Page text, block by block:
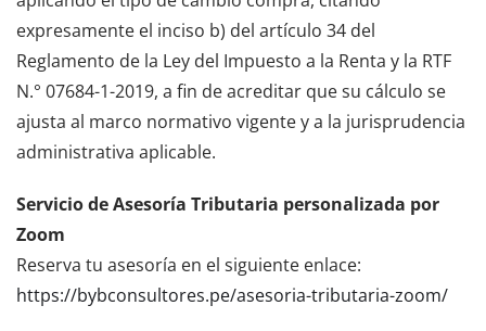
expresamente el inciso b) del artículo 34 del
Reglamento de la Ley del Impuesto a la Renta y la RTF
N.° 07684-1-2019, a fin de acreditar que su cálculo se
ajusta al marco normativo vigente y a la jurisprudencia
administrativa aplicable.
Servicio de Asesoría Tributaria personalizada por
Zoom
Reserva tu asesoría en el siguiente enlace:
https://bybconsultores.pe/asesoria-tributaria-zoom/